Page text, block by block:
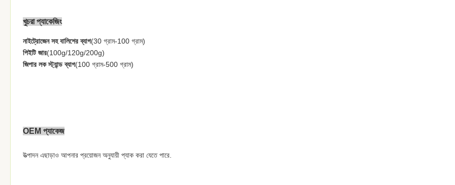
খুচরা প্যাকেজিং
নাইট্রোজেন সহ বালিশের ব্যাগ(30 গ্রাম-100 গ্রাম)
পিইটি জার(100g/120g/200g)
জিপার লক স্ট্যান্ড ব্যাগ(100 গ্রাম-500 গ্রাম)
OEM প্যাকেজ
উত্পাদন এছাড়াও আপনার প্রয়োজন অনুযায়ী প্যাক করা যেতে পারে.